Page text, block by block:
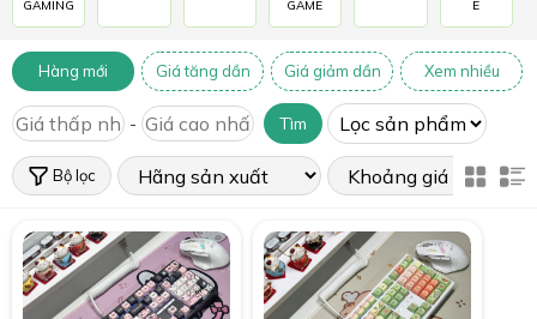
GAMING
GAME
E
Hàng mới Giá tăng dần Giá giảm dần Xem nhiều
- Tìm
Bộ lọc